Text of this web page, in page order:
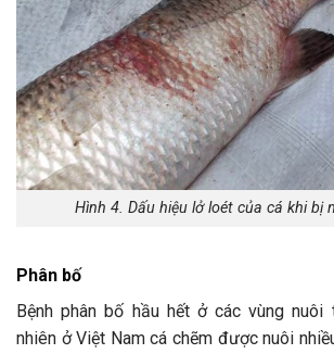
Hình 4. Dấu hiệu lở loét của cá khi bị
Phân bố
Bệnh phân bố hầu hết ở các vùng nuôi
nhiên ở Việt Nam cá chẽm được nuôi